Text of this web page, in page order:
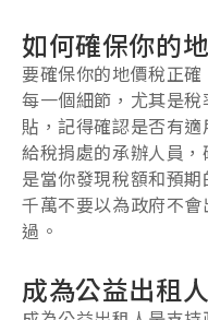
如何確保你的
要確保你的地價稅正
每一個細節，尤其是
貼，記得確認是否有
給稅捐處的承辦人員
是當你發現稅額和預
千萬不要以為政府不
過。
成為公益出租